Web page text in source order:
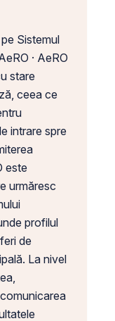
Sistemul
· AeRO
stare
ceea ce
intrare spre
este
urmăresc
profilul
de
La nivel